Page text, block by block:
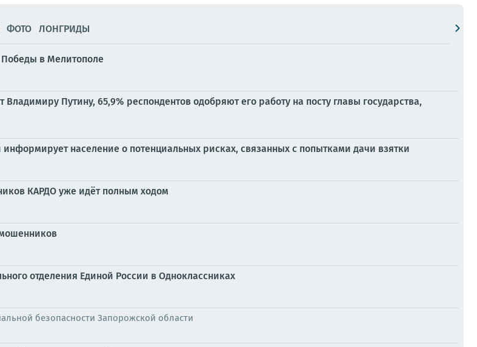
ФОТО ЛОНГРИДЫ
Победы в Мелитополе
Путину, 65,9% респондентов одобряют его работу на посту главы государства,
население о потенциальных рисках, связанных с попытками дачи взятки
КАРДО уже идёт полным ходом
отделения Единой России в Одноклассниках
безопасности Запорожской области